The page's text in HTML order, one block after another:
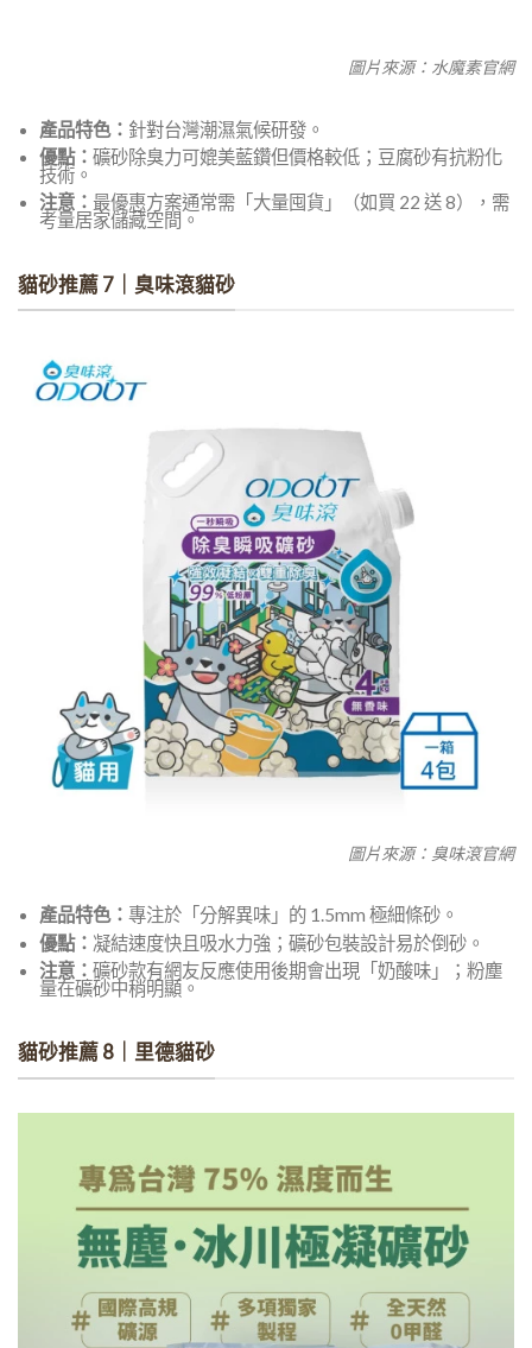
圖片來源：水魔素官網
產品特色： 針對台灣潮濕氣候研發。
優點：礦砂除臭力可媲美藍鑽但價格較低；豆腐砂有抗粉化
技術。
注意： 最優惠方案通常需「大量囤貨」（如買 22 送 8），需
考量居家儲藏空間。
貓砂推薦 7｜臭味滾貓砂
圖片來源：臭味滾官網
產品特色：專注於「分解異味」的 1.5mm 極細條砂。
優點： 凝結速度快且吸水力強；礦砂包裝設計易於倒砂。
注意：礦砂款有網友反應使用後期會出現「奶酸味」；粉塵
量在礦砂中稍明顯。
貓砂推薦 8｜里德貓砂